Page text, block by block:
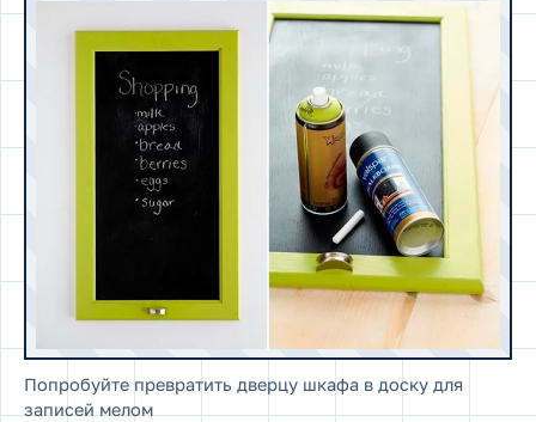
Попробуйте превратить дверцу шкафа в доску для
записей мелом